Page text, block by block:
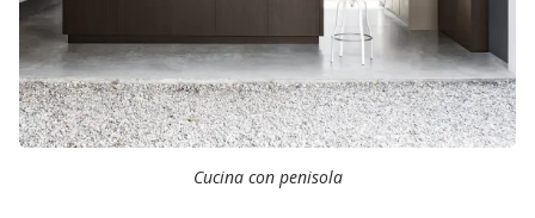
Cucina con penisola